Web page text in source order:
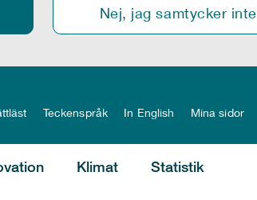
Nej, jag samtycker inte
Teckenspråk In English Mina sidor
Klimat Statistik